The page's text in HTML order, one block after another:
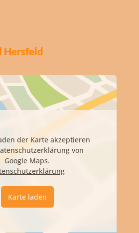
Hersfeld
der Karte akzeptieren
von
Google Maps.
Karte laden